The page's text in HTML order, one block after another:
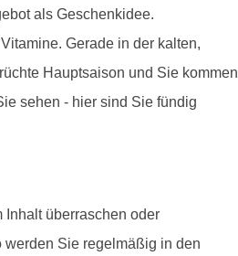
als Geschenkidee.
Gerade in der kalten,
Hauptsaison und Sie kommen
sehen - hier sind Sie fündig
Inhalt überraschen oder
Sie regelmäßig in den